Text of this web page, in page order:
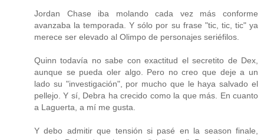
Jordan Chase iba molando cada vez más conforme
avanzaba la temporada. Y sólo por su frase "tic, tic, tic" ya
merece ser elevado al Olimpo de personajes seriéfilos.
Quinn todavía no sabe con exactitud el secretito de Dex,
aunque se pueda oler algo. Pero no creo que deje a un
lado su "investigación", por mucho que le haya salvado el
pellejo. Y sí, Debra ha crecido como la que más. En cuanto
a Laguerta, a mí me gusta.
Y debo admitir que tensión si pasé en la season finale,